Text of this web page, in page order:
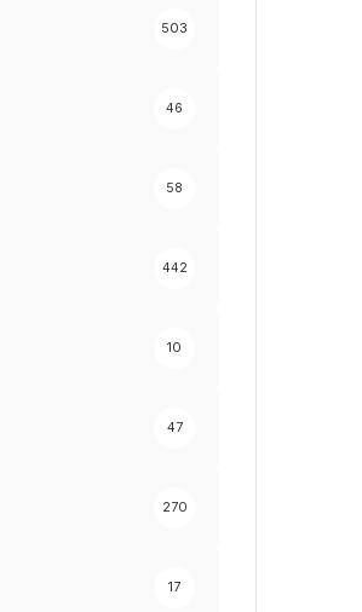
503
46
58
442
10
47
270
17